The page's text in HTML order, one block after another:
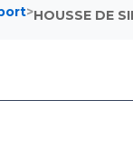
>HOUSSE DE